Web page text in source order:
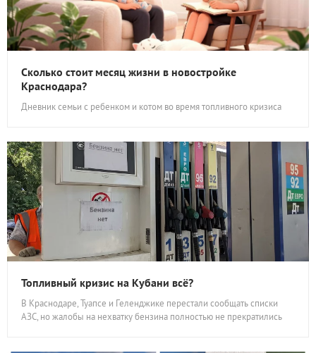
Сколько стоит месяц жизни в новостройке
Краснодара?
Дневник семьи с ребенком и котом во время топливного кризиса
Топливный кризис на Кубани всё?
В Краснодаре, Туапсе и Геленджике перестали сообщать списки
АЗС, но жалобы на нехватку бензина полностью не прекратились